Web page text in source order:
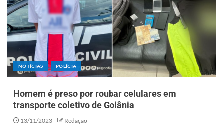
NOTÍCIAS POLÍCIA
Homem é preso por roubar celulares em
transporte coletivo de Goiânia
13/11/2023 Redação